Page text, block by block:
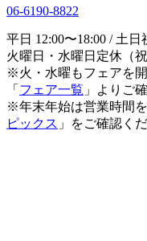
06-6190-8822
平日 12:00〜18:00 / 土日
火曜日・水曜日定休（
※火・水曜もフェアを
「 フェア一覧 」よりご
※年末年始は営業時間
ピックス 」をご確認く